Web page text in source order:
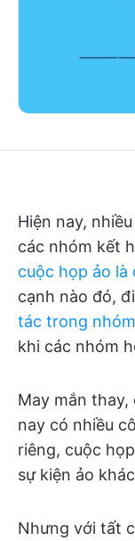
Hiện nay,
các nhóm kết
cuộc họp ảo
cạnh nào đó,
tác trong nhóm
khi các nhóm
May mắn
nay có nhiều
riêng, cuộc
sự kiện ảo
Nhưng với tất